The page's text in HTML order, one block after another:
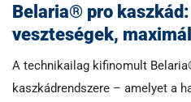
Belaria® pro
veszteségek,
A technikailag kifinomult
kaszkádrendszere – amelyet a